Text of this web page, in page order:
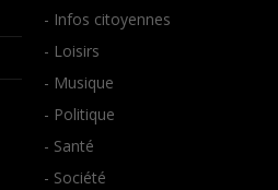
- Infos citoyennes
- Loisirs
- Musique
- Politique
- Santé
- Société